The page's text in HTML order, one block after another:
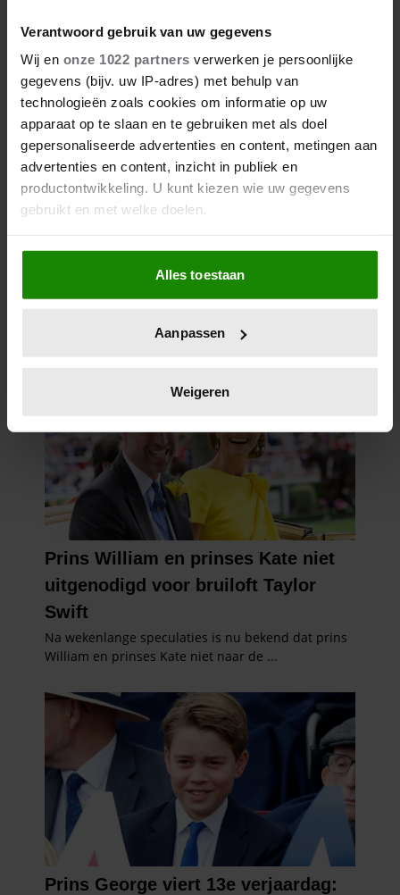
Verantwoord gebruik van uw gegevens
Wij en onze 1022 partners verwerken je persoonlijke
gegevens (bijv. uw IP-adres) met behulp van
technologieën zoals cookies om informatie op uw
apparaat op te slaan en te gebruiken met als doel
gepersonaliseerde advertenties en content, metingen aan
advertenties en content, inzicht in publiek en
productontwikkeling. U kunt kiezen wie uw gegevens
gebruikt en met welke doelen.
Als u het toestaat, willen we ook graag:
Informatie verzamelen over uw geografische
locatie, die tot een paar meter nauwkeurig kan zijn
scannen op specifieke eigenschappen (fingerprinting)
verwerkt en stel uw voorkeuren in het
intrekken in de Cookieverklaring.
We gebruiken cookies om content en advertenties te
personaliseren, om functies voor social media te bieden
en om ons websiteverkeer te analyseren. Ook delen we
informatie over uw gebruik van onze site met onze
partners voor social media, adverteren en analyse. Deze
partners kunnen deze gegevens combineren met andere
informatie die u aan ze heeft verstrekt of die ze hebben
verzameld op basis van uw gebruik van hun services. U
gaat akkoord met onze cookies als u onze website blijft
gebruiken.
Alles toestaan
Aanpassen
Weigeren